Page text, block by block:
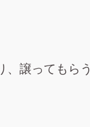
、譲ってもらう